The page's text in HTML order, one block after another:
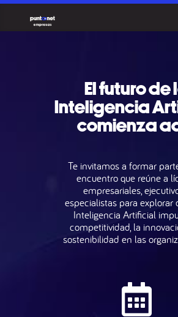
El futuro de
Inteligencia
comienza
Te invitamos a formar
encuentro que reúne a
empresariales,
especialistas para explorar
Inteligencia Artificial
competitividad, la
sostenibilidad en las
